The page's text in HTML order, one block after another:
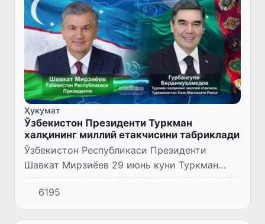
Ҳукумат
Ўзбекистон Президенти Туркман
халқининг миллий етакчисини табриклади
Ўзбекистон Республикаси Президенти
Шавкат Мирзиёев 29 июнь куни Туркман
халқининг миллий етакчиси, Туркманистон
Миллий Кенгаши Халқ Маслаҳати Раиси
Гурбангули Бердимуҳамедов билан...
6195